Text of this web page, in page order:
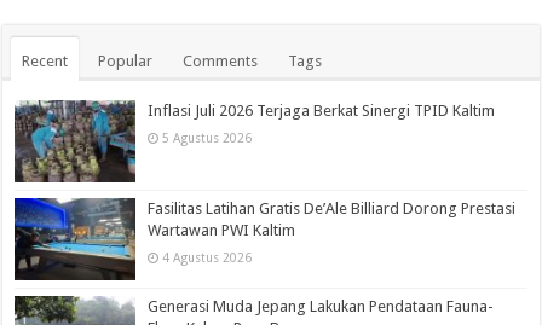
Recent Popular Comments Tags
Inflasi Juli 2026 Terjaga Berkat Sinergi TPID Kaltim
5 Agustus 2026
Fasilitas Latihan Gratis De’Ale Billiard Dorong Prestasi
Wartawan PWI Kaltim
4 Agustus 2026
Generasi Muda Jepang Lakukan Pendataan Fauna-